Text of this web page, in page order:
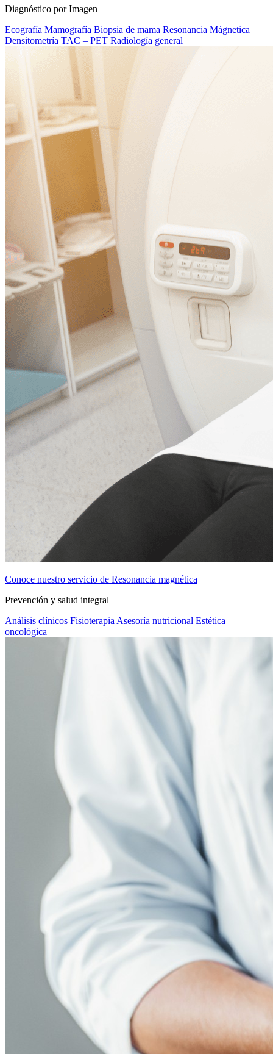
Diagnóstico por Imagen
Ecografía Mamografía Biopsia de mama Resonancia Mágnetica
Densitometría TAC – PET Radiología general
Conoce nuestro servicio de Resonancia magnética
Prevención y salud integral
Análisis clínicos Fisioterapia Asesoría nutricional Estética
oncológica